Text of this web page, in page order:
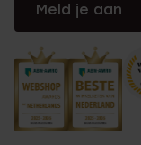
Meld je aan